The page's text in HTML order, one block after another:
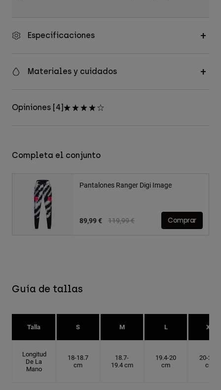
Especificaciones
Materiales y cuidados
Opiniones [4]
Completa el conjunto
Pantalones Ranger Digi Image
Price reduced from
119,99 €to
89,99 € Comprar
Guía de tallas
Talla S M L XL
Longitud
De La
Mano
18-18.7
cm
18.7-
19.4 cm
19.4-20
cm
20-20.6
cm